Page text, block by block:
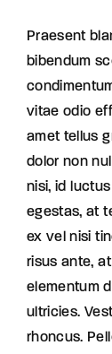
Praesent
bibendum
vitae odio
amet tellus
dolor non
nisi, id
egestas, at
ex vel nisi
risus ante,
elementum
ultricies.
rhoncus.